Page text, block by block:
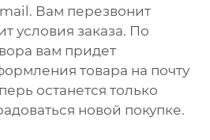
Вам перезвонит
условия заказа. По
вам придет
товара на почту
останется только
новой покупке.